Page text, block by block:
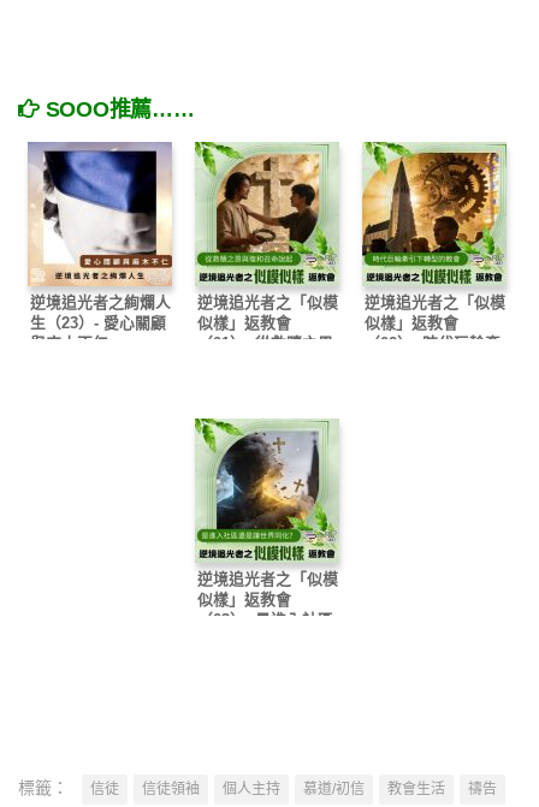
SOOO推薦……
逆境追光者之絢爛人
生（23）- 愛心關顧
與麻木不仁
逆境追光者之「似模
似樣」返教會
（01）- 從救贖之恩
逆境追光者之「似模
似樣」返教會
（02）- 時代巨輪牽
逆境追光者之「似模
似樣」返教會
（03）- 是進入社區
標籤： 信徒 信徒領袖 個人主持 慕道/初信 教會生活
禱告